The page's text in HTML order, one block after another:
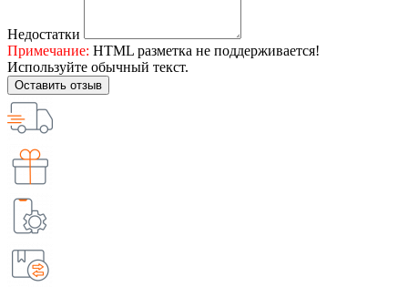
Недостатки
Примечание: HTML разметка не поддерживается!
Используйте обычный текст.
Оставить отзыв